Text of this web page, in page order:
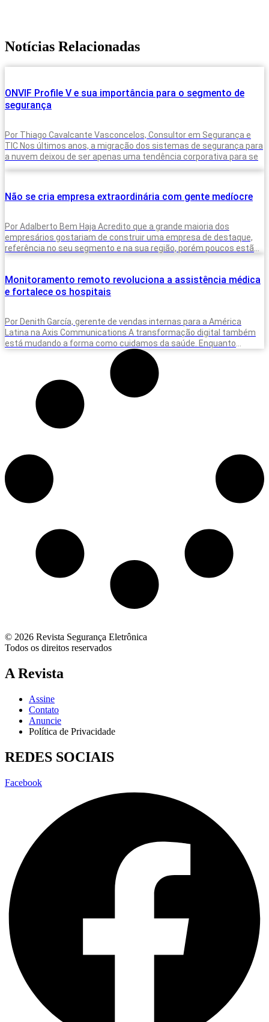
Notícias Relacionadas
ONVIF Profile V e sua importância para o segmento de
segurança
Por Thiago Cavalcante Vasconcelos, Consultor em Segurança e
TIC Nos últimos anos, a migração dos sistemas de segurança para
a nuvem deixou de ser apenas uma tendência corporativa para se
Não se cria empresa extraordinária com gente medíocre
Por Adalberto Bem Haja Acredito que a grande maioria dos
empresários gostariam de construir uma empresa de destaque,
referência no seu segmento e na sua região, porém poucos estão
Monitoramento remoto revoluciona a assistência médica
e fortalece os hospitais
Por Denith García, gerente de vendas internas para a América
Latina na Axis Communications A transformação digital também
está mudando a forma como cuidamos da saúde. Enquanto
© 2026 Revista Segurança Eletrônica
Todos os direitos reservados
A Revista
Assine
Contato
Anuncie
Política de Privacidade
REDES SOCIAIS
Facebook